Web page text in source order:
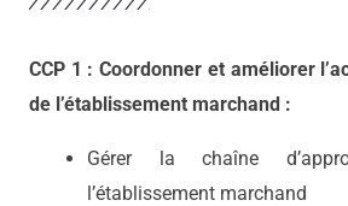
CCP 1 : Coordonner et améliorer
de l’établissement marchand :
Gérer la chaîne
l’établissement marchand